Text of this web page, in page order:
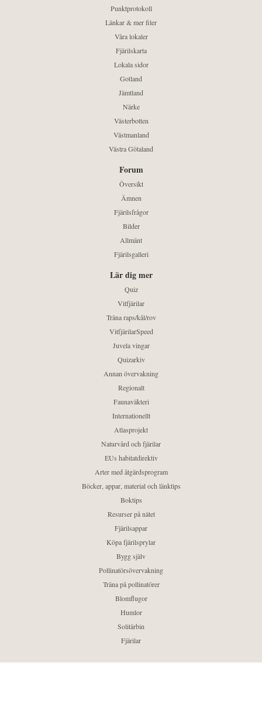
Punktprotokoll
Länkar & mer filer
Våra lokaler
Fjärilskarta
Lokala sidor
Gotland
Jämtland
Närke
Västerbotten
Västmanland
Västra Götaland
Forum
Översikt
Ämnen
Fjärilsfrågor
Bilder
Allmänt
Fjärilsgalleri
Lär dig mer
Quiz
Vitfjärilar
Träna raps/kål/rov
VitfjärilarSpeed
Juvela vingar
Quizarkiv
Annan övervakning
Regionalt
Faunaväkteri
Internationellt
Atlasprojekt
Naturvård och fjärilar
EUs habitatdirektiv
Arter med åtgärdsprogram
Böcker, appar, material och länktips
Boktips
Resurser på nätet
Fjärilsappar
Köpa fjärilsprylar
Bygg själv
Pollinatörsövervakning
Träna på pollinatörer
Blomflugor
Humlor
Solitärbin
Fjärilar